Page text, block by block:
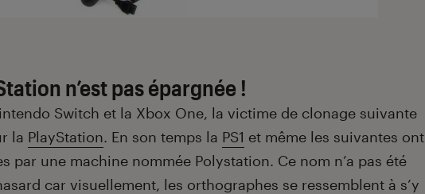
n’est pas épargnée !
Switch et la Xbox One, la victime de clonage suivante
la PlayStation. En son temps la PS1 et même les suivantes ont
par une machine nommée Polystation. Ce nom n’a pas été
car visuellement, les orthographes se ressemblent à s’y